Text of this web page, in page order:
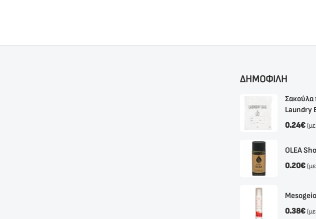
ΔΗΜΟΦΙΛΗ
Σακούλα
Laundry
0.24€
OLEA
0.20€
0.38€